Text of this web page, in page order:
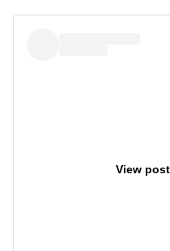
View